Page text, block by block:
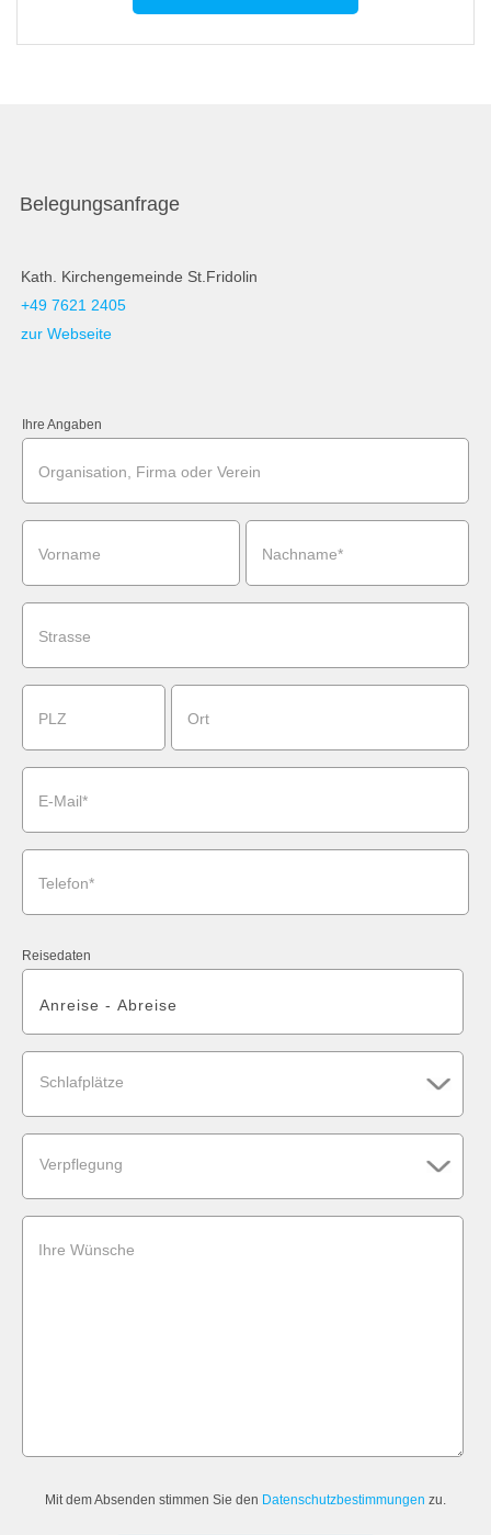
Belegungsanfrage
Kath. Kirchengemeinde St.Fridolin
+49 7621 2405
zur Webseite
Ihre Angaben
Organisation, Firma oder Verein
Vorname Nachname*
Strasse
PLZ Ort
E-Mail*
Telefon*
Reisedaten
Schlafplätze
Verpflegung
Ihre Wünsche
Mit dem Absenden stimmen Sie den Datenschutzbestimmungen zu.